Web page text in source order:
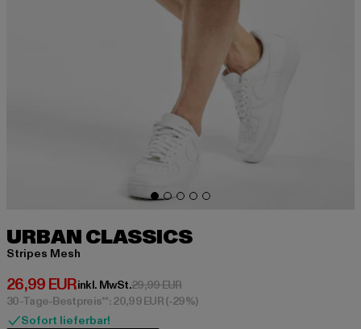
URBAN CLASSICS
Stripes Mesh
26,99 EUR
Derzeitiger Preis: 26,99 EUR
inkl. MwSt.29,99 EURAktionspreis: 29,99 EUR
30-Tage-Bestpreis**: 20,99 EUR(-29%)
Sofort lieferbar!